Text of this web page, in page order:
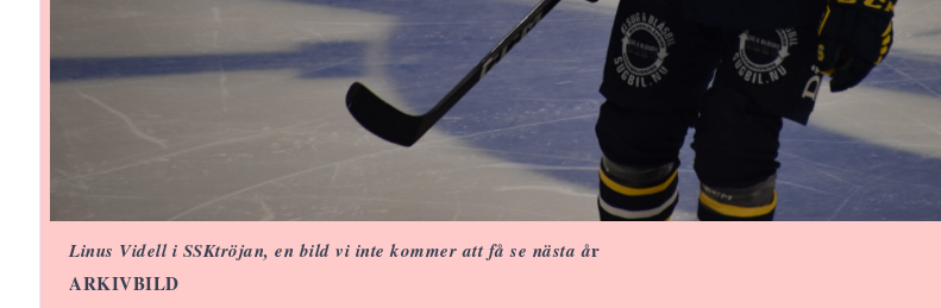
Linus Videll i SSKtröjan, en bild vi inte kommer att få se nästa år
ARKIVBILD